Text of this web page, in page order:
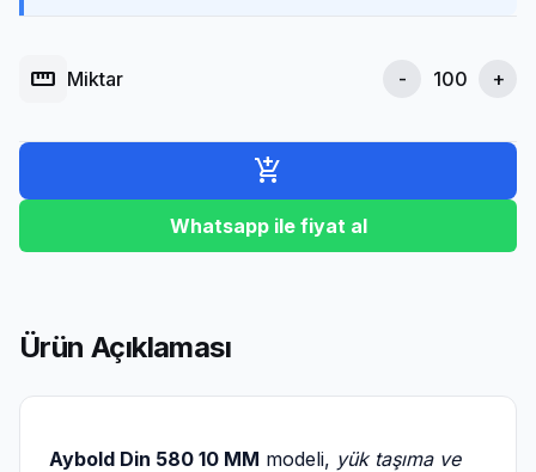
straighten Miktar - +
add_shopping_cart
Whatsapp ile fiyat al
Ürün Açıklaması
Aybold Din 580 10 MM modeli, yük taşıma ve